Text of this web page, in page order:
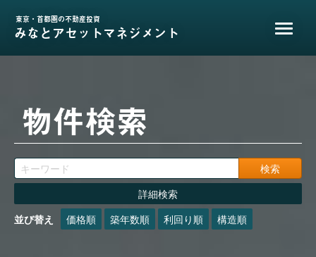
東京・首都圏の不動産投資
みなとアセットマネジメント
物件検索
詳細検索
並び替え
価格順 築年数順 利回り順 構造順